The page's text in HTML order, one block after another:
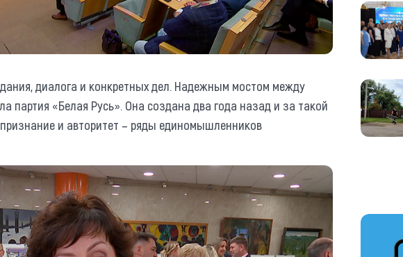
диалога и конкретных дел. Надежным мостом между
партия «Белая Русь». Она создана два года назад и за такой
и авторитет – ряды единомышленников
https://